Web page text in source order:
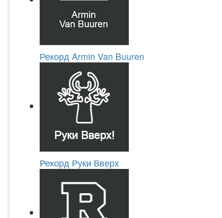
Рекорд Armin Van Buuren
Рекорд Руки Вверх